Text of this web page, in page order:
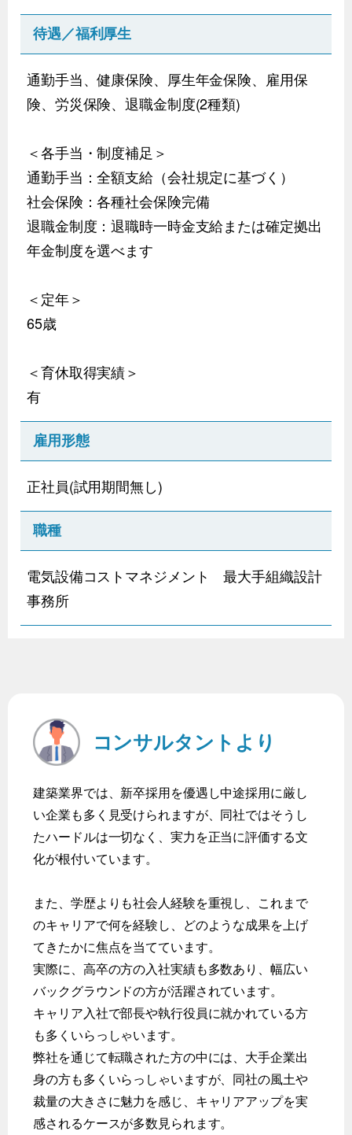
待遇／福利厚生
通勤手当、健康保険、厚生年金保険、雇用保
険、労災保険、退職金制度(2種類)
＜各手当・制度補足＞
通勤手当：全額支給（会社規定に基づく）
社会保険：各種社会保険完備
退職金制度：退職時一時金支給または確定拠出
年金制度を選べます
＜定年＞
65歳
＜育休取得実績＞
有
雇用形態
正社員(試用期間無し)
職種
電気設備コストマネジメント 最大手組織設計
事務所
コンサルタントより
建築業界では、新卒採用を優遇し中途採用に厳し
い企業も多く見受けられますが、同社ではそうし
たハードルは一切なく、実力を正当に評価する文
化が根付いています。
また、学歴よりも社会人経験を重視し、これまで
のキャリアで何を経験し、どのような成果を上げ
てきたかに焦点を当てています。
実際に、高卒の方の入社実績も多数あり、幅広い
バックグラウンドの方が活躍されています。
キャリア入社で部長や執行役員に就かれている方
も多くいらっしゃいます。
弊社を通じて転職された方の中には、大手企業出
身の方も多くいらっしゃいますが、同社の風土や
裁量の大きさに魅力を感じ、キャリアアップを実
感されるケースが多数見られます。